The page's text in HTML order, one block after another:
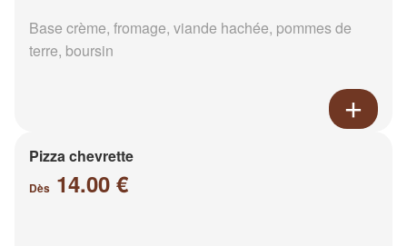
Base crème, fromage, viande hachée, pommes de
terre, boursin
Pizza chevrette
Dès 14.00 €